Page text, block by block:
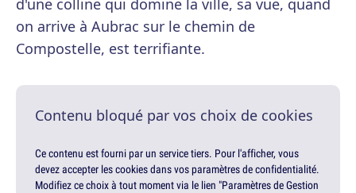
d'une colline qui domine la ville, sa vue, quand
on arrive à Aubrac sur le chemin de
Compostelle, est terrifiante.
Contenu bloqué par vos choix de cookies
Ce contenu est fourni par un service tiers. Pour l'afficher, vous
devez accepter les cookies dans vos paramètres de confidentialité.
Modifiez ce choix à tout moment via le lien "Paramètres de Gestion